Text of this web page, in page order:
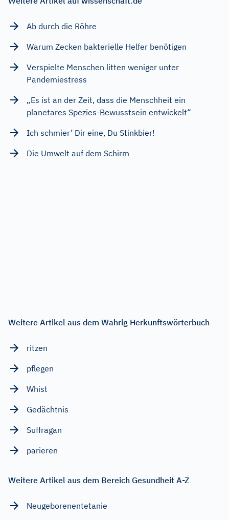
Ab durch die Röhre
Warum Zecken bakterielle Helfer benötigen
Verspielte Menschen litten weniger unter
Pandemiestress
„Es ist an der Zeit, dass die Menschheit ein
planetares Spezies-Bewusstsein entwickelt“
Ich schmier’ Dir eine, Du Stinkbier!
Die Umwelt auf dem Schirm
Weitere Artikel aus dem Wahrig Herkunftswörterbuch
ritzen
pflegen
Whist
Gedächtnis
Suffragan
parieren
Weitere Artikel aus dem Bereich Gesundheit A-Z
Neugeborenentetanie